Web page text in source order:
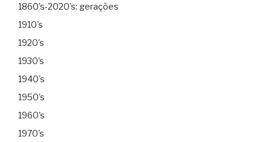
1860's-2020's: gerações
1910's
1920's
1930's
1940's
1950's
1960's
1970's